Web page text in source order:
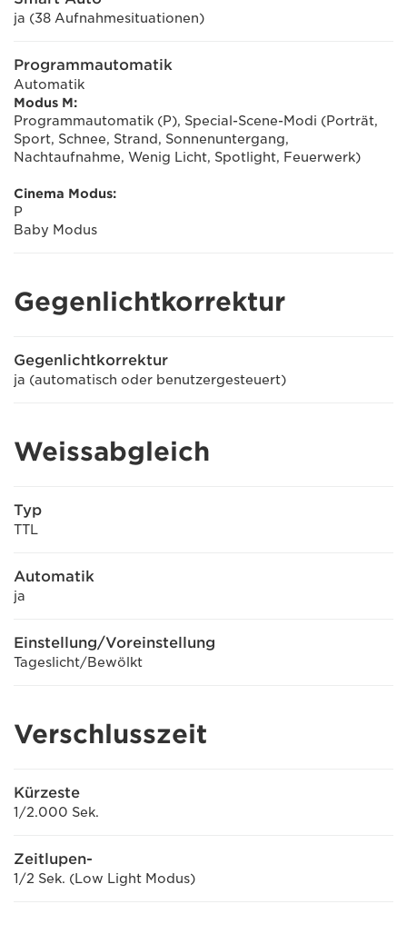
ja (38 Aufnahmesituationen)
Programmautomatik
Automatik
Modus M:
Programmautomatik (P), Special-Scene-Modi (Porträt,
Sport, Schnee, Strand, Sonnenuntergang,
Nachtaufnahme, Wenig Licht, Spotlight, Feuerwerk)
Cinema Modus:
P
Baby Modus
Gegenlichtkorrektur
Gegenlichtkorrektur
ja (automatisch oder benutzergesteuert)
Weissabgleich
Typ
TTL
Automatik
ja
Einstellung/Voreinstellung
Tageslicht/Bewölkt
Verschlusszeit
Kürzeste
1/2.000 Sek.
Zeitlupen-
1/2 Sek. (Low Light Modus)